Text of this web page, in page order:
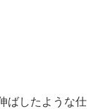
ばしたような仕